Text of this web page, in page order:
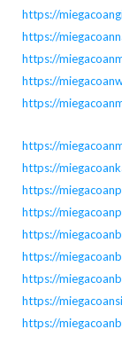
https://
https://
https://
https://
https://
https://
https://
https://
https://
https://
https://
https://
https://
https://